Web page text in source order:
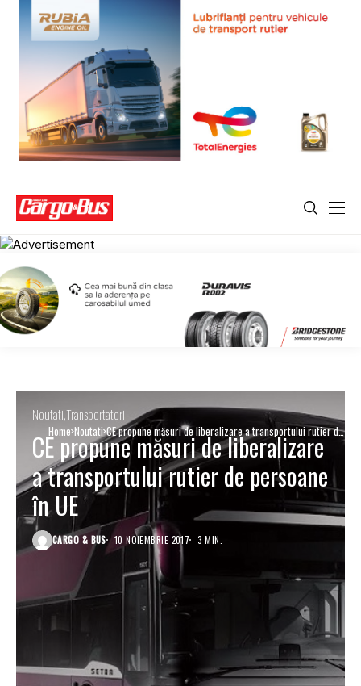
Home Noutati CE propune măsuri de liberalizare a transportului rutier de
persoane în UE
NoutatiTransportatori
CE propune măsuri de liberalizare
a transportului rutier de persoane
în UE
CARGO & BUS 10 NOIEMBRIE 2017 3 MIN.